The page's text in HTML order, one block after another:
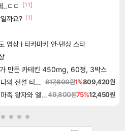
..ㄷㄷ [11]
까요? [1]
영상 l 타카마키 안·댄싱 스타
가 만든 카테킨 450mg, 60정, 3박스
닌텐도 스위치 2 본체 + 젤다의 전설 티어스 오브 더 킹덤 닌텐도 스위치 2 에디션 + 젤다의 전설 브레스 오브 더 와일드 닌텐도 스위치 2 에디션 번들 817,600원1%809,420원
드래곤 퀘스트 몬스터즈 3 마족 왕자와 엘프의 여행 Dragon Quest Monsters The Dark Prince49,800원75%12,450원